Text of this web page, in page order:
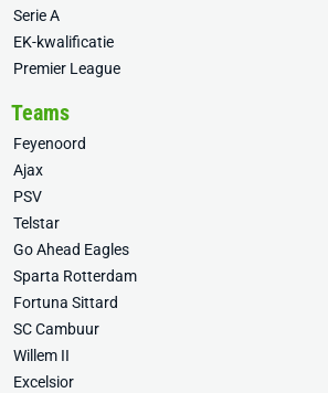
Serie A
EK-kwalificatie
Premier League
Teams
Feyenoord
Ajax
PSV
Telstar
Go Ahead Eagles
Sparta Rotterdam
Fortuna Sittard
SC Cambuur
Willem II
Excelsior